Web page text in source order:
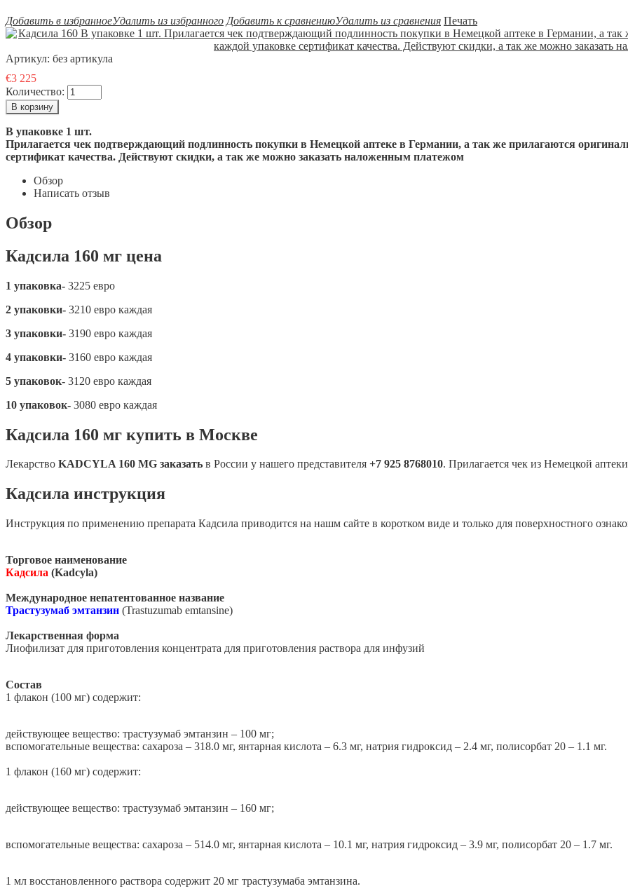
Добавить в избранноеУдалить из избранного Добавить к сравнениюУдалить из сравнения Печать
Артикул: без артикула
€3 225
Количество:
В упаковке 1 шт.
Прилагается чек подтверждающий подлинность покупки в Немецкой аптеке в Германии, а так же прилагаются
сертификат качества. Действуют скидки, а так же можно заказать наложенным платежом
Обзор
Написать отзыв
Обзор
Кадсила 160 мг цена
1 упаковка- 3225 евро
2 упаковки- 3210 евро каждая
3 упаковки- 3190 евро каждая
4 упаковки- 3160 евро каждая
5 упаковок- 3120 евро каждая
10 упаковок- 3080 евро каждая
Кадсила 160 мг купить в Москве
Лекарство KADCYLA 160 MG заказать в России у нашего представителя +7 925 8768010. Прилагается чек из Немецкой
Кадсила инструкция
Инструкция по применению препарата Кадсила приводится на нашм сайте в коротком виде и только для поверхностного
Торговое наименование
Кадсила (Kadcyla)
Международное непатентованное название
Трастузумаб эмтанзин (Trastuzumab emtansine)
Лекарственная форма
Лиофилизат для приготовления концентрата для приготовления раствора для инфузий
Состав
1 флакон (100 мг) содержит:
действующее вещество: трастузумаб эмтанзин – 100 мг;
вспомогательные вещества: сахароза – 318.0 мг, янтарная кислота – 6.3 мг, натрия гидроксид – 2.4 мг, полисорбат 20 – 1.1 мг.
1 флакон (160 мг) содержит:
действующее вещество: трастузумаб эмтанзин – 160 мг;
вспомогательные вещества: сахароза – 514.0 мг, янтарная кислота – 10.1 мг, натрия гидроксид – 3.9 мг, полисорбат 20 – 1.7 мг.
1 мл восстановленного раствора содержит 20 мг трастузумаба эмтанзина.